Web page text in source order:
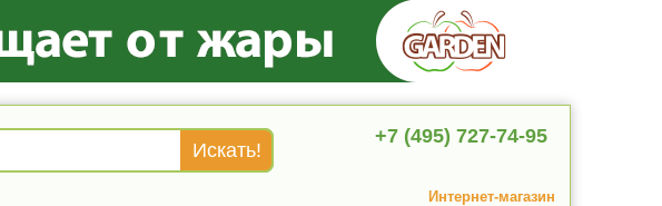
+7 (495) 727-74-95
Интернет-магазин